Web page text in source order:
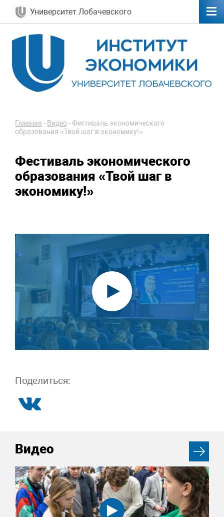
Университет Лобачевского
Главная - Видео -Фестиваль экономического
образования «Твой шаг в экономику!»
Фестиваль экономического
образования «Твой шаг в
экономику!»
Поделиться:
Видео